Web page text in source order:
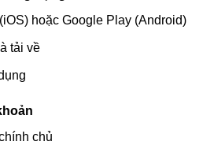
hoặc Google Play (Android)
tải về
chủ